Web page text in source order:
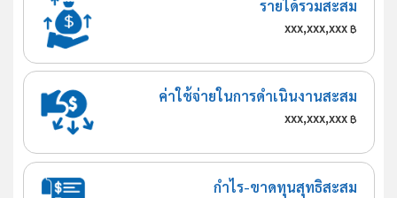
รายได้รวมสะสม
xxx,xxx,xxx฿
ค่าใช้จ่ายในการดำเนินงานสะสม
xxx,xxx,xxx฿
กำไร-ขาดทุนสุทธิสะสม